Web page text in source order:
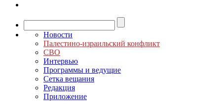
Новости
Палестино-израильский конфликт
СВО
Интервью
Программы и ведущие
Сетка вещания
Редакция
Приложение